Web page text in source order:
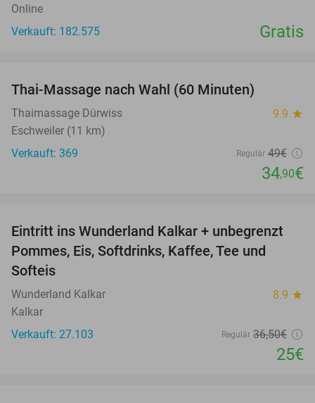
Online
Verkauft: 182.575
Gratis
Thai-Massage nach Wahl (60 Minuten)
Thaimassage Dürwiss 9.9 star
Eschweiler (11 km)
Verkauft: 369
Regulär 49€
34,90€
32%
Eintritt ins Wunderland Kalkar + unbegrenzt
Pommes, Eis, Softdrinks, Kaffee, Tee und
Softeis
Wunderland Kalkar 8.9 star
Kalkar
Verkauft: 27.103
Regulär 36,50€
25€